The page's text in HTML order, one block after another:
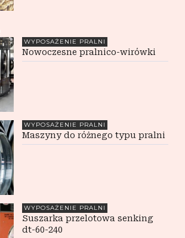
WYPOSAŻENIE PRALNI
Nowoczesne pralnico-wirówki
WYPOSAŻENIE PRALNI
Maszyny do różnego typu pralni
WYPOSAŻENIE PRALNI
Suszarka przelotowa senking
dt-60-240